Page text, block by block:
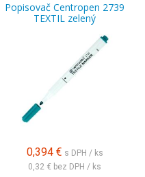
Popisovač Centropen 2739
TEXTIL zelený
0,394 € s DPH / ks
0,32 € bez DPH / ks